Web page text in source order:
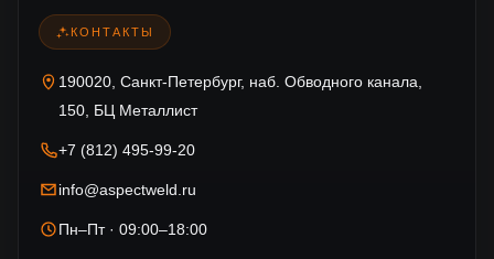
КОНТАКТЫ
190020, Санкт-Петербург, наб. Обводного канала,
150, БЦ Металлист
+7 (812) 495-99-20
info@aspectweld.ru
Пн–Пт · 09:00–18:00